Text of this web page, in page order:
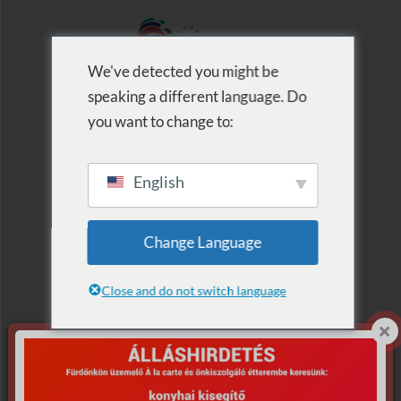
Archive for Term:
30 perc
KÉP MEGNEVEZÉS
VÁSÁRLÁS
We've detected you might be
speaking a different language. Do
you want to change to:
English
Change Language
Close and do not switch language